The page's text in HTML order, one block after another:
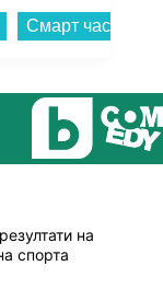
на
спорта